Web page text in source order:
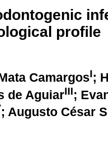
profile
CamargosI;
de AguiarIII;
; Augusto César